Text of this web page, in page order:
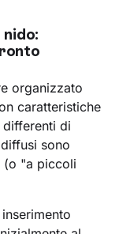
organizzato
caratteristiche
di
sono
(o "a piccoli